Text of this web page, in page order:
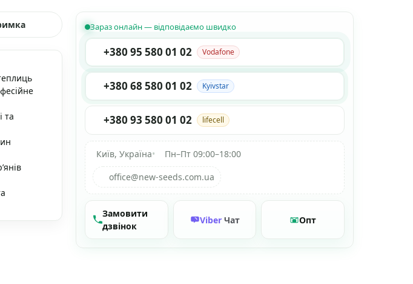
та
Зараз онлайн — відповідаємо швидко
+380 95 580 01 02 Vodafone
+380 68 580 01 02 Kyivstar
+380 93 580 01 02 lifecell
Київ, Україна•
Пн–Пт 09:00–18:00
office@new-seeds.com.ua
Замовити
дзвінок
Viber Чат Опт